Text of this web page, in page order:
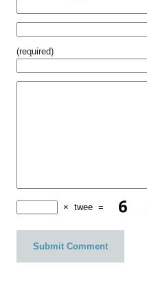
(required)
× twee =